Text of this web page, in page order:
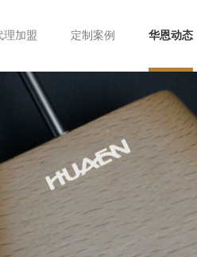
理加盟 定制案例 华恩动态